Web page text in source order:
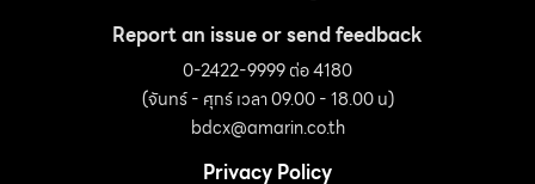
ทำให้รู้สึกเหมือนเราได้พักผ่อน ประกอบกับเราชอบของวินเทจ
ที่ใช้ตกแต่งบ้านหลังนี้ด้วย มันเลยกลายเป็นสไตล์ที่เราหลงรัก
เราเห็นแล้วอยากมีบ้านแบบนี้ นี่จึงกลายเป็นรงบันดาลใจให้เรา
Report an issue or send feedback
0-2422-9999 ต่อ 4180
(จันทร์ - ศุกร์ เวลา 09.00 - 18.00 น)
bdcx@amarin.co.th
Privacy Policy